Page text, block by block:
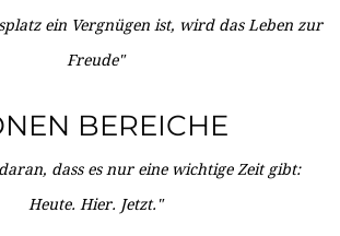
ein Vergnügen ist, wird das Leben zur
Freude"
BEREICHE
dass es nur eine wichtige Zeit gibt:
Heute. Hier. Jetzt."